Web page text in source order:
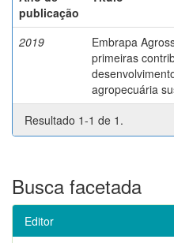
publicação
2019
Embrapa
primeiras
agropecuária
Resultado 1-1 de 1.
Busca facetada
Editor